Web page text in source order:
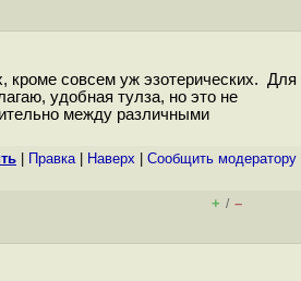
кроме совсем уж эзотерических. Для
удобная тулза, но это не
между различными
Правка| Наверх Cообщить модератору
+ / –